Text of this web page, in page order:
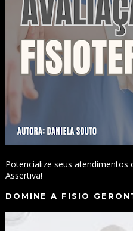
Potencialize seus
Assertiva!
DOMINE A FISIO